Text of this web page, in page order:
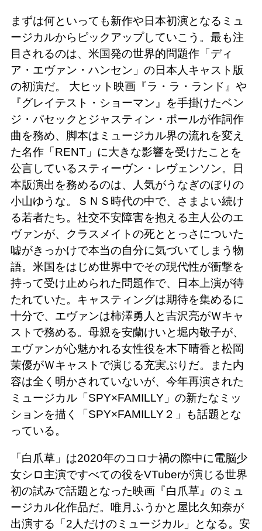
まずは何といっても新作や日本初演となるミュ
ージカルからピックアップしていこう。最も注
目されるのは、米国発の世界的問題作「ディ
ア・エヴァン・ハンセン」の日本人キャスト版
の初演だ。 大ヒット映画『ラ・ラ・ランド』や
『グレイテスト・ショーマン』を手掛けたベン
ジ・パセックとジャスティン・ポールが作詞作
曲を務め、脚本はミュージカル界の流れを変え
た名作「RENT」に大きな影響を受けたことを
公言しているスティーヴン・レヴェンソン。日
本版演出を務めるのは、人気がうなぎのぼりの
小山ゆうな。ＳＮＳ時代の中で、さまよい続け
る若者たち。社交不安障害を抱える主人公のエ
ヴァンが、クラスメイトの死ととっさについた
嘘がきっかけで本当の自分に気づいてしまう物
語。米国をはじめ世界中でその現代性が衝撃を
持って受け止められた問題作で、日本上演が待
たれていた。キャスティングは期待を集めるに
十分で、エヴァンは柿澤勇人と吉沢亮がＷキャ
ストで務める。母親を安蘭けいと堀内敬子が、
エヴァンが心魅かれる女性役を木下晴香と松岡
茉優がＷキャストで演じる充実ぶりだ。また内
容は全く明かされていないが、今年再演された
ミュージカル「SPY×FAMILLY」の新たなミッ
ションを描く「SPY×FAMILLY２」も話題とな
っている。
「白爪草」は2020年のコロナ禍の際中に電脳少
女シロ主演ですべての役をVTuberが演じる世界
初の試みで話題となった映画『白爪草』のミュ
ージカル化作品だ。唯月ふうかと屋比久知奈が
出演する「2人だけのミュージカル」となる。安